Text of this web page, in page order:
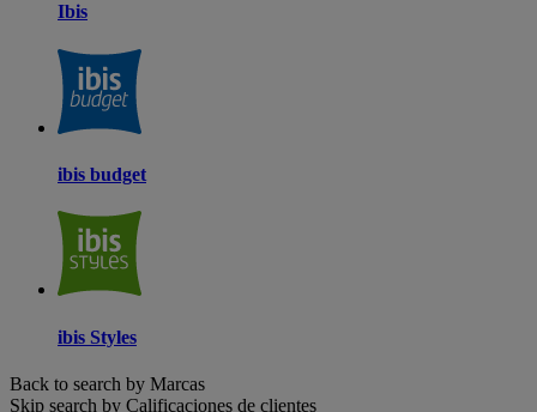
Ibis
ibis budget
ibis Styles
Back to search by Marcas
Skip search by Calificaciones de clientes